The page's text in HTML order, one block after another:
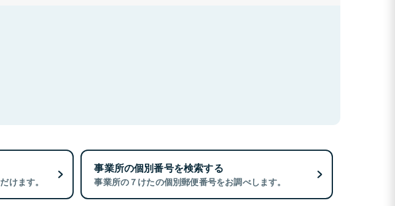
けます。
事業所の個別番号を検索する
事業所の７けたの個別郵便番号をお調べします。